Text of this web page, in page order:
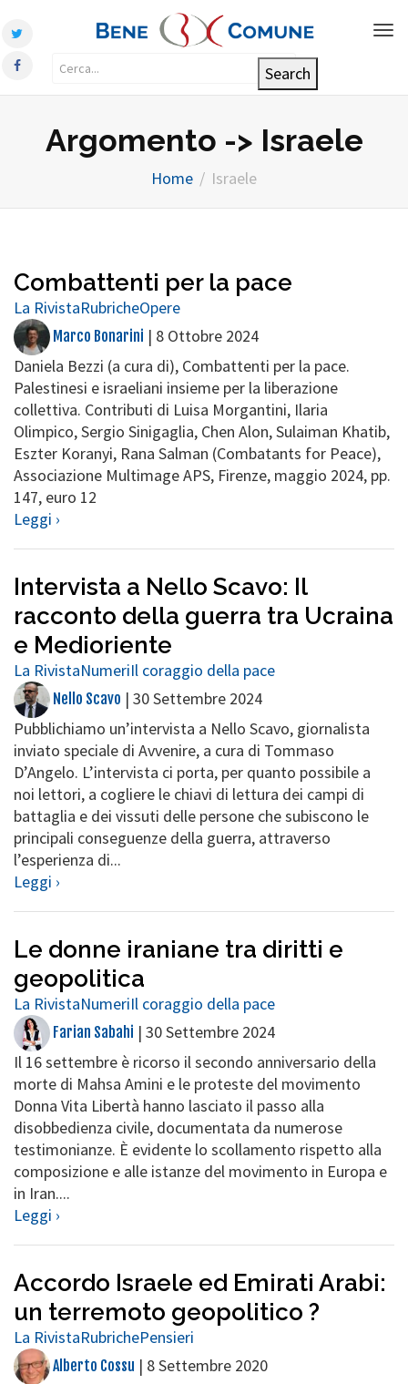
Argomento -> Israele
Home Israele
Combattenti per la pace
La RivistaRubricheOpere
Marco Bonarini | 8 Ottobre 2024
Daniela Bezzi (a cura di), Combattenti per la pace.
Palestinesi e israeliani insieme per la liberazione
collettiva. Contributi di Luisa Morgantini, Ilaria
Olimpico, Sergio Sinigaglia, Chen Alon, Sulaiman Khatib,
Eszter Koranyi, Rana Salman (Combatants for Peace),
Associazione Multimage APS, Firenze, maggio 2024, pp.
147, euro 12
Leggi ›
Intervista a Nello Scavo: Il
racconto della guerra tra Ucraina
e Medioriente
La RivistaNumeriIl coraggio della pace
Nello Scavo | 30 Settembre 2024
Pubblichiamo un’intervista a Nello Scavo, giornalista
inviato speciale di Avvenire, a cura di Tommaso
D’Angelo. L’intervista ci porta, per quanto possibile a
noi lettori, a cogliere le chiavi di lettura dei campi di
battaglia e dei vissuti delle persone che subiscono le
principali conseguenze della guerra, attraverso
l’esperienza di...
Leggi ›
Le donne iraniane tra diritti e
geopolitica
La RivistaNumeriIl coraggio della pace
Farian Sabahi | 30 Settembre 2024
Il 16 settembre è ricorso il secondo anniversario della
morte di Mahsa Amini e le proteste del movimento
Donna Vita Libertà hanno lasciato il passo alla
disobbedienza civile, documentata da numerose
testimonianze. È evidente lo scollamento rispetto alla
composizione e alle istanze del movimento in Europa e
in Iran....
Leggi ›
Accordo Israele ed Emirati Arabi:
un terremoto geopolitico ?
La RivistaRubrichePensieri
Alberto Cossu | 8 Settembre 2020